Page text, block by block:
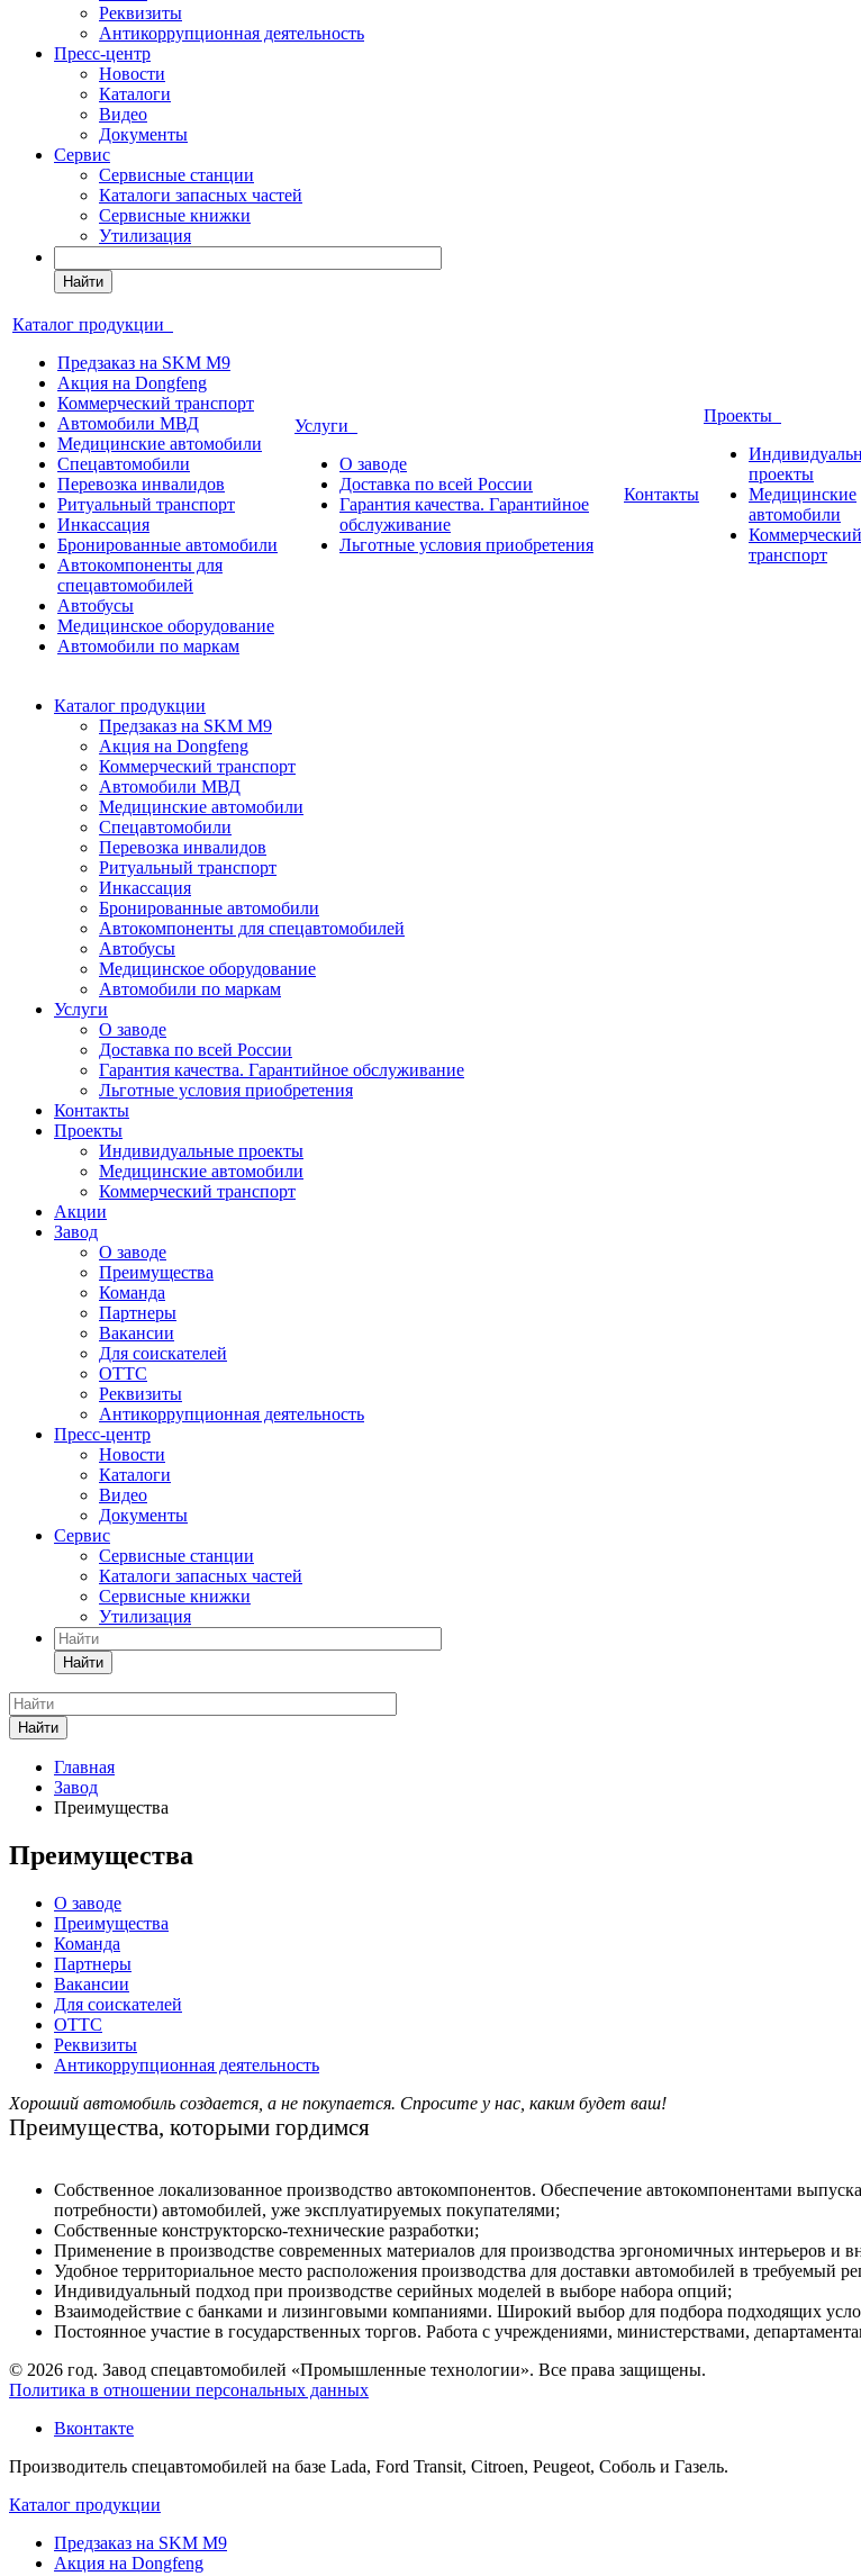
Реквизиты
Антикоррупционная деятельность
Пресс-центр
Новости
Каталоги
Видео
Документы
Сервис
Сервисные станции
Каталоги запасных частей
Сервисные книжки
Утилизация
Найти
Каталог продукции
Предзаказ на SKM M9
Акция на Dongfeng
Коммерческий транспорт
Автомобили МВД
Медицинские автомобили
Спецавтомобили
Перевозка инвалидов
Ритуальный транспорт
Инкассация
Бронированные автомобили
Автокомпоненты для
спецавтомобилей
Автобусы
Медицинское оборудование
Автомобили по маркам
Услуги
О заводе
Доставка по всей России
Гарантия качества. Гарантийное
обслуживание
Льготные условия приобретения
Контакты
Проекты
проекты
Медицинские
автомобили
Коммерческий
транспорт
Каталог продукции
Предзаказ на SKM M9
Акция на Dongfeng
Коммерческий транспорт
Автомобили МВД
Медицинские автомобили
Спецавтомобили
Перевозка инвалидов
Ритуальный транспорт
Инкассация
Бронированные автомобили
Автокомпоненты для спецавтомобилей
Автобусы
Медицинское оборудование
Автомобили по маркам
Услуги
О заводе
Доставка по всей России
Гарантия качества. Гарантийное обслуживание
Льготные условия приобретения
Контакты
Проекты
Индивидуальные проекты
Медицинские автомобили
Коммерческий транспорт
Акции
Завод
О заводе
Преимущества
Команда
Партнеры
Вакансии
Для соискателей
ОТТС
Реквизиты
Антикоррупционная деятельность
Пресс-центр
Новости
Каталоги
Видео
Документы
Сервис
Сервисные станции
Каталоги запасных частей
Сервисные книжки
Утилизация
Найти
Найти
Главная
Завод
Преимущества
Преимущества
О заводе
Преимущества
Команда
Партнеры
Вакансии
Для соискателей
ОТТС
Реквизиты
Антикоррупционная деятельность
Хороший автомобиль создается, а не покупается. Спросите у нас, каким будет ваш!
Преимущества, которыми гордимся
Собственное локализованное производство автокомпонентов. Обеспечение автокомпонентами
потребности) автомобилей, уже эксплуатируемых покупателями;
Собственные конструкторско-технические разработки;
Применение в производстве современных материалов для производства эргономичных интерьеров и
Удобное территориальное место расположения производства для доставки автомобилей в требуемый
Индивидуальный подход при производстве серийных моделей в выборе набора опций;
Взаимодействие с банками и лизинговыми компаниями. Широкий выбор для подбора подходящих
Постоянное участие в государственных торгов. Работа с учреждениями, министерствами,
© 2026 год. Завод спецавтомобилей «Промышленные технологии». Все права защищены.
Политика в отношении персональных данных
Вконтакте
Производитель спецавтомобилей на базе Lada, Ford Transit, Citroen, Peugeot, Соболь и Газель.
Каталог продукции
Предзаказ на SKM M9
Акция на Dongfeng